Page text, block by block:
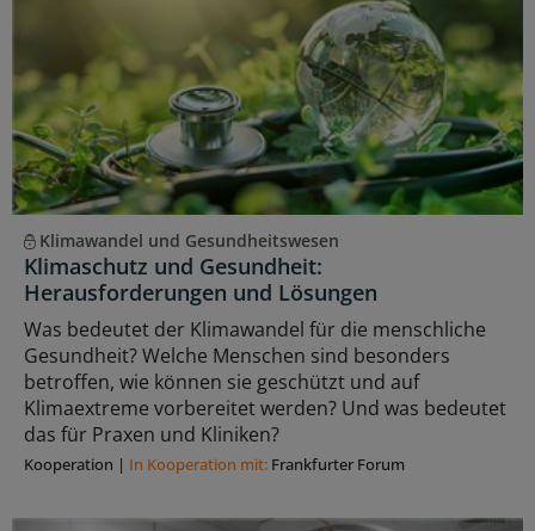
Klimawandel und Gesundheitswesen
Klimaschutz und Gesundheit:
Herausforderungen und Lösungen
Was bedeutet der Klimawandel für die menschliche
Gesundheit? Welche Menschen sind besonders
betroffen, wie können sie geschützt und auf
Klimaextreme vorbereitet werden? Und was bedeutet
das für Praxen und Kliniken?
Kooperation | In Kooperation mit: Frankfurter Forum